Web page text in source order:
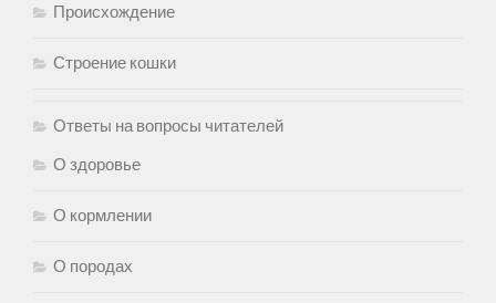
Происхождение
Строение кошки
Ответы на вопросы читателей
О здоровье
О кормлении
О породах